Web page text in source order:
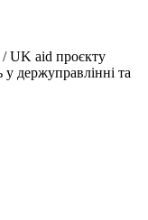
/ UK aid проєкту
у держуправлінні та